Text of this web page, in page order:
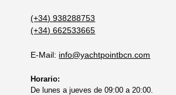
(+34) 938288753
(+34) 662533665
E-Mail: info@yachtpointbcn.com
Horario:
De lunes a jueves de 09:00 a 20:00.